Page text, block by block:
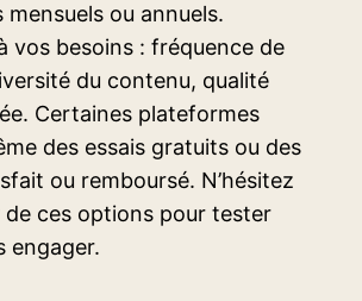
ou annuels.
vos besoins : fréquence de
du contenu, qualité
Certaines plateformes
des essais gratuits ou des
ou remboursé. N’hésitez
ces options pour tester
engager.